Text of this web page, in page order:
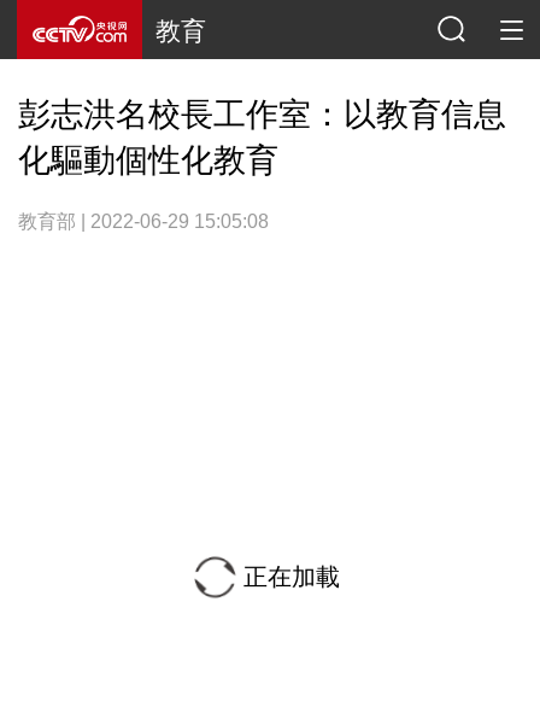
教育
彭志洪名校長工作室：以教育信息
化驅動個性化教育
教育部 | 2022-06-29 15:05:08
正在加載